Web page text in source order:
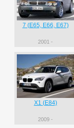
7 (E65, E66, E67)
2001 -
X1 (E84)
2009 -